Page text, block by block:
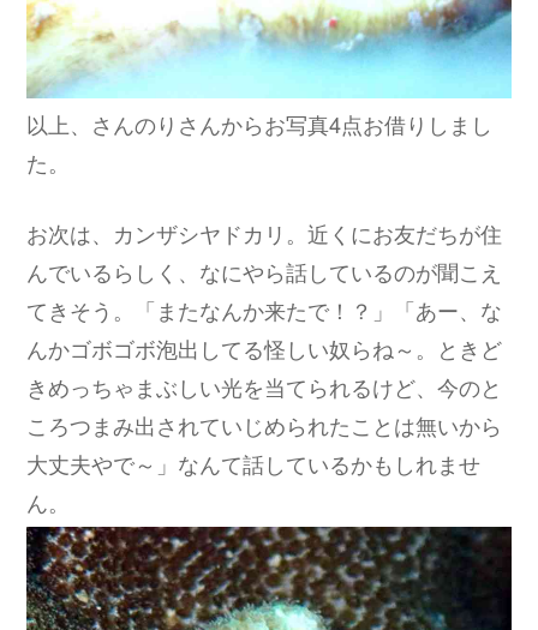
以上、さんのりさんからお写真4点お借りしまし
た。
お次は、カンザシヤドカリ。近くにお友だちが住
んでいるらしく、なにやら話しているのが聞こえ
てきそう。「またなんか来たで！？」「あー、な
んかゴボゴボ泡出してる怪しい奴らね～。ときど
きめっちゃまぶしい光を当てられるけど、今のと
ころつまみ出されていじめられたことは無いから
大丈夫やで～」なんて話しているかもしれませ
ん。